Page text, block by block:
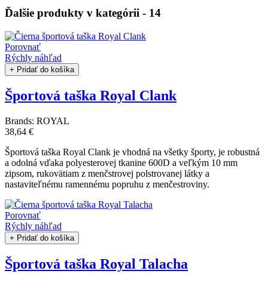
Ďalšie produkty v kategórii - 14
Porovnať
Rýchly náhľad
+ Pridať do košíka
Športová taška Royal Clank
Brands: ROYAL
38,64 €
Športová taška Royal Clank je vhodná na všetky športy, je robustná
a odolná vďaka polyesterovej tkanine 600D a veľkým 10 mm
zipsom, rukovätiam z menčstrovej polstrovanej látky a
nastaviteľnému ramennému popruhu z menčestroviny.
Porovnať
Rýchly náhľad
+ Pridať do košíka
Športová taška Royal Talacha